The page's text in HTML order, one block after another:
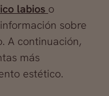
labios o
sobre
A continuación,
más
estético.